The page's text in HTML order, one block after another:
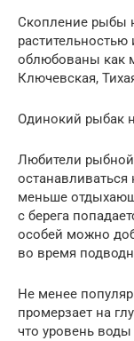
Скопление рыбы
облюбованы как
Ключевская,
Одинокий рыбак
Любители
останавливаться
меньше
с берега
особей можно
во время
Не менее
промерзает на
что уровень